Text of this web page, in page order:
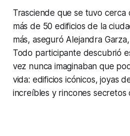
Trasciende que se tuvo cerca
más de 50 edificios de la
más, aseguró Alejandra
Todo participante descubrió
vez nunca imaginaban que
vida: edificios icónicos, joyas
increíbles y rincones